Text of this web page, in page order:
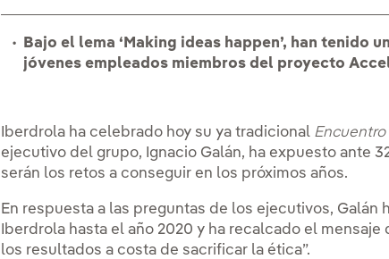
Bajo el lema ‘Making ideas happen’, han tenido
jóvenes empleados miembros del proyecto
Iberdrola ha celebrado hoy su ya tradicional
ejecutivo del grupo, Ignacio Galán, ha expuesto ante
serán los retos a conseguir en los próximos años.
En respuesta a las preguntas de los ejecutivos,
Iberdrola hasta el año 2020 y ha recalcado el
los resultados a costa de sacrificar la ética”.